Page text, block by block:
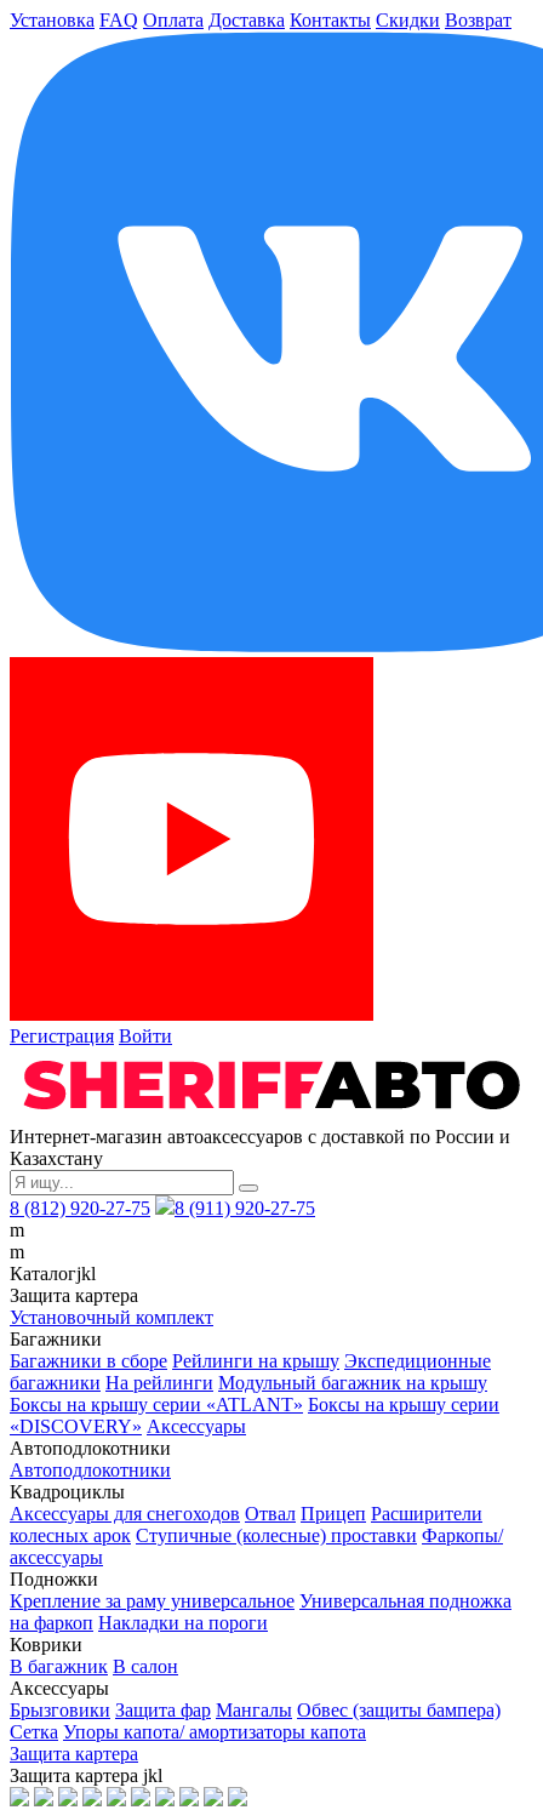
Установка FAQ Оплата Доставка Контакты Скидки Возврат
Регистрация Войти
Интернет-магазин автоаксессуаров с доставкой по России и
Казахстану
8 (812) 920-27-75
8 (911) 920-27-75
m
m
Каталогjkl
Защита картера
Установочный комплект
Багажники
Багажники в сборе Рейлинги на крышу Экспедиционные
багажники На рейлинги Модульный багажник на крышу
Боксы на крышу серии «ATLANT» Боксы на крышу серии
«DISCOVERY» Аксессуары
Автоподлокотники
Автоподлокотники
Квадроциклы
Аксессуары для снегоходов Отвал Прицеп Расширители
колесных арок Ступичные (колесные) проставки Фаркопы/
аксессуары
Подножки
Крепление за раму универсальное Универсальная подножка
на фаркоп Накладки на пороги
Коврики
В багажник В салон
Аксессуары
Брызговики Защита фар Мангалы Обвес (защиты бампера)
Сетка Упоры капота/ амортизаторы капота
Защита картера
Защита картера jkl